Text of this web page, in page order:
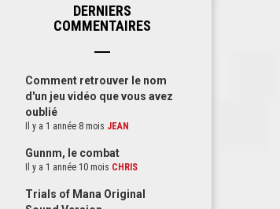
DERNIERS
COMMENTAIRES
Comment retrouver le nom
d'un jeu vidéo que vous avez
oublié
Il y a 1 année 8 mois JEAN
Gunnm, le combat
Il y a 1 année 10 mois CHRIS
Trials of Mana Original